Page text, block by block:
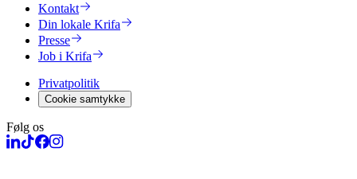
Kontakt
Din lokale Krifa
Presse
Job i Krifa
Privatpolitik
Cookie samtykke
Følg os